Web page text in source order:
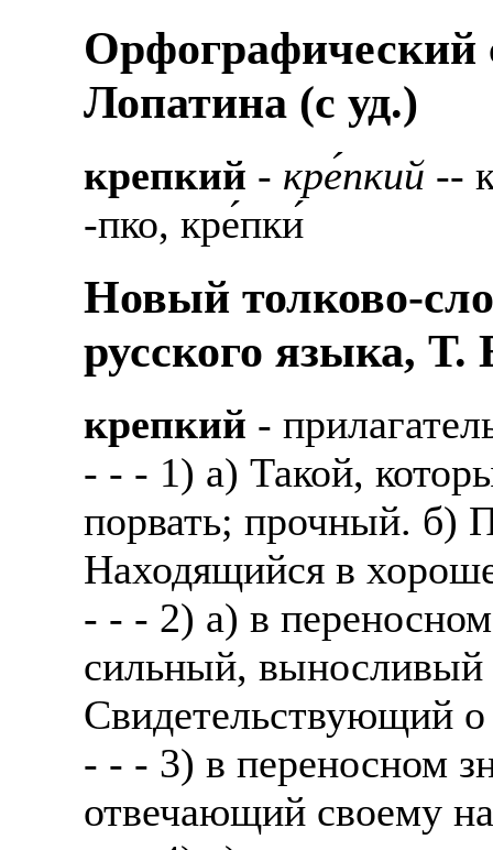
Орфографический
Лопатина (c уд.)
крепкий - кре́пкий --
-пко, кре́пки́
Новый толково-
русского языка,
крепкий -
- - - 1) а) Такой,
порвать; прочный. б)
Находящийся в
- - - 2) а) в
сильный, выносливый
Свидетельствующий о
- - - 3) в переносном
отвечающий своему